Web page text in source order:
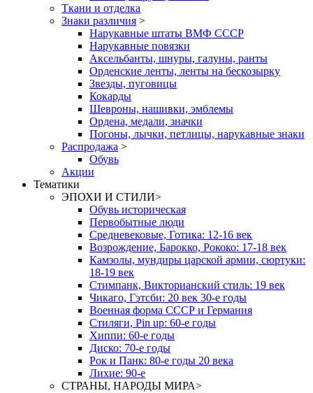
Ткани и отделка
Знаки различия >
Нарукавные штаты ВМФ СССР
Нарукавные повязки
Аксельбанты, шнуры, галуны, ранты
Орденские ленты, ленты на бескозырку
Звезды, пуговицы
Кокарды
Шевроны, нашивки, эмблемы
Ордена, медали, значки
Погоны, лычки, петлицы, нарукавные знаки
Распродажа >
Обувь
Акции
Тематики
ЭПОХИ И СТИЛИ>
Обувь историческая
Первобытные люди
Средневековые, Готика: 12-16 век
Возрождение, Барокко, Рококо: 17-18 век
Камзолы, мундиры царской армии, сюртуки:
18-19 век
Стимпанк, Викторианский стиль: 19 век
Чикаго, Гэтсби: 20 век 30-е годы
Военная форма СССР и Германия
Стиляги, Pin up: 60-е годы
Хиппи: 60-е годы
Диско: 70-е годы
Рок и Панк: 80-е годы 20 века
Лихие: 90-е
СТРАНЫ, НАРОДЫ МИРА>